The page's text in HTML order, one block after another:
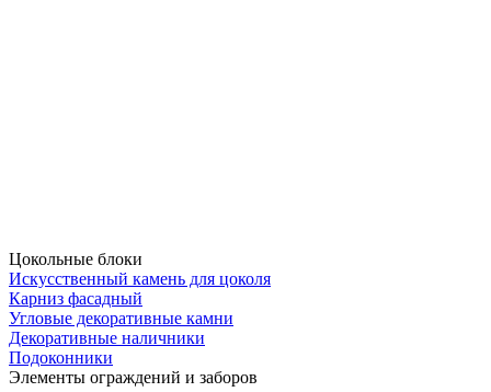
Цокольные блоки
Искусственный камень для цоколя
Карниз фасадный
Угловые декоративные камни
Декоративные наличники
Подоконники
Элементы ограждений и заборов